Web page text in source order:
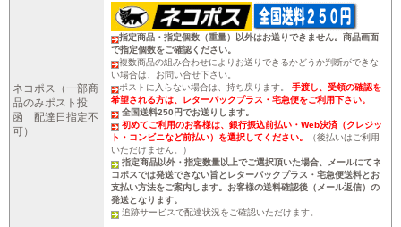
ネコポス（一部商
品のみポスト投
函 配達日指定不
可）
指定商品・指定個数（重量）以外はお送りできません。商品画面
で指定個数をご確認ください。
複数商品の組み合わせによりお送りできるかどうか判断ができな
い場合は、お問い合せ下さい。
ポストに入らない場合は、持ち戻ります。
手渡し、受領の確認を
希望される方は、レターパックプラス・宅急便をご利用下さい。
全国送料250円でお送りします。
初めてご利用のお客様は、銀行振込前払い・Web決済（クレジッ
ト・コンビニなど前払い）を選択してください。
（後払いはご利用
いただけません。）
指定商品以外・指定数量以上でご選択頂いた場合、メールにてネ
コポスでは発送できない旨とレターパックプラス・宅急便送料とお
支払い方法をご案内します。お客様の送料確認後（メール返信）の
発送となります。
追跡サービスで配達状況をご確認いただけます。